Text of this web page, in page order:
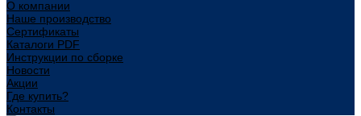
О компании
Наше производство
Сертификаты
Каталоги PDF
Инструкции по сборке
Новости
Акции
Где купить?
Контакты